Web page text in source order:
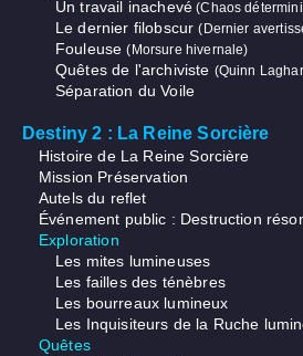
Un travail inachevé (Chaos
Le dernier filobscur(Dernier
Fouleuse(Morsure hivernale)
Quêtes de l'archiviste (Quinn
Séparation du Voile
Destiny 2 : La Reine Sorcière
Histoire de La Reine Sorcière
Mission Préservation
Autels du reflet
Événement public : Destruction
Exploration
Les mites lumineuses
Les failles des ténèbres
Les bourreaux lumineux
Les Inquisiteurs de la Ruche
Quêtes